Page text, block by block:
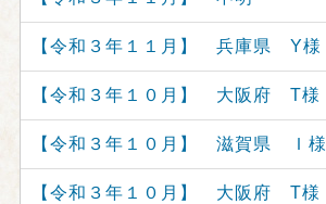
【令和３年１１月】 兵庫県 Y様
【令和３年１０月】 大阪府 T様
【令和３年１０月】 滋賀県 Ｉ様
【令和３年１０月】 大阪府 T様